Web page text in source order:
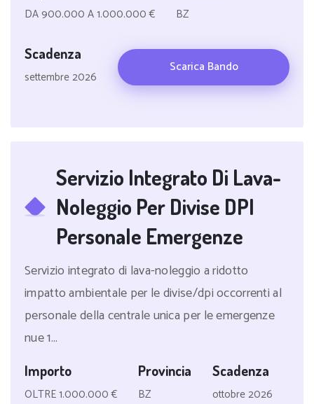
DA 900.000 A 1.000.000 € BZ
Scadenza
settembre 2026
Scarica Bando
Servizio Integrato Di Lava-
Noleggio Per Divise DPI
Personale Emergenze
Servizio integrato di lava-noleggio a ridotto
impatto ambientale per le divise/dpi occorrenti al
personale della centrale unica per le emergenze
nue 1...
Importo
OLTRE 1.000.000 €
Provincia
BZ
Scadenza
ottobre 2026